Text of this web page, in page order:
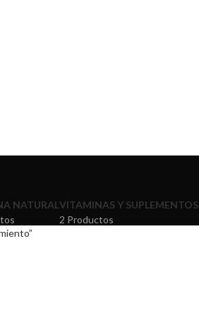
NATURAL VITAMINAS Y SUPLEMENTOS
2 Productos